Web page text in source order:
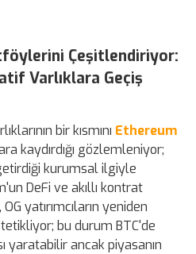
Çeşitlendiriyor:
Varlıklara Geçiş
bir kısmını Ethereum
kaydırdığı gözlemleniyor;
kurumsal ilgiyle
DeFi ve akıllı kontrat
yatırımcıların yeniden
bu durum BTC'de
yaratabilir ancak piyasanın